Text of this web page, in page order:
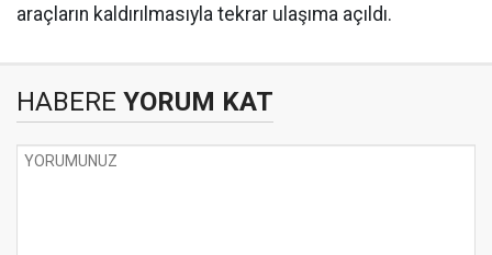
araçların kaldırılmasıyla tekrar ulaşıma açıldı.
HABERE YORUM KAT